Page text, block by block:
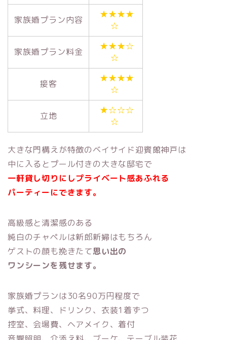
家族婚プラン内容
★★★★
☆
家族婚プラン料金
★★★☆
☆
接客
★★★★
☆
立地
★☆☆☆
☆
大きな門構えが特徴のベイサイド迎賓館神戸は
中に入るとプール付きの大きな邸宅で
一軒貸し切りにしプライベート感あふれる
パーティーにできます。
高級感と清潔感のある
純白のチャペルは新郎新婦はもちろん
ゲストの顔も挽きたて思い出の
ワンシーンを残せます。
家族婚プランは30名90万円程度で
挙式、料理、ドリンク、衣装1着ずつ
控室、会場費、ヘアメイク、着付